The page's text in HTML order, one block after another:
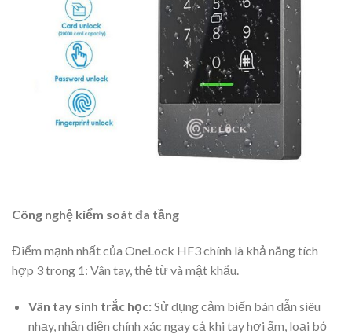
Công nghệ kiểm soát đa tầng
Điểm mạnh nhất của OneLock HF3 chính là khả năng tích
hợp 3 trong 1: Vân tay, thẻ từ và mật khẩu.
Vân tay sinh trắc học:Sử dụng cảm biến bán dẫn siêu
nhạy, nhận diện chính xác ngay cả khi tay hơi ẩm, loại bỏ